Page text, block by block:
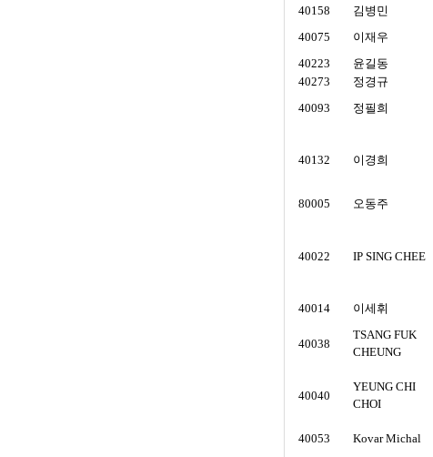
40158
김병민
40075
이재우
40223
윤길동
40273
정경규
40093
정필희
40132 이경희
80005 오동주
40022 IP SING CHEE
40014 이세휘
40038
TSANG FUK
CHEUNG
40040
YEUNG CHI
CHOI
40053 Kovar Michal